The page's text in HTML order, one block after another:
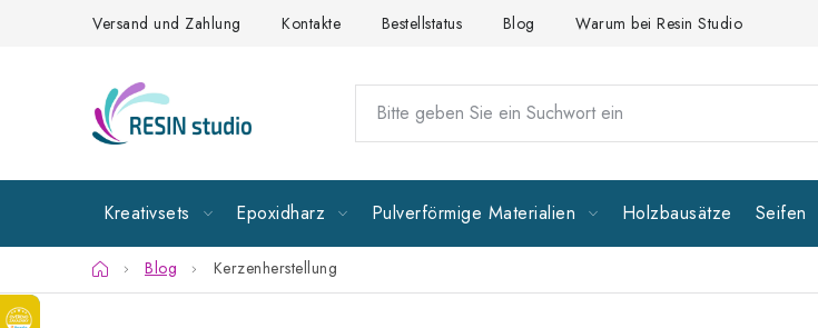
Versand und Zahlung Kontakte Bestellstatus Blog Warum bei Resin Studio kaufen?
Kreativsets Epoxidharz Pulverförmige Materialien Holzbausätze Seifen
Startseite
Blog Kerzenherstellung